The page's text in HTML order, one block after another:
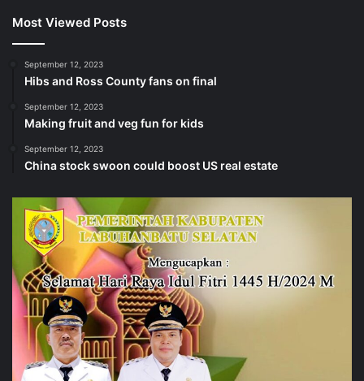
Most Viewed Posts
September 12, 2023
Hibs and Ross County fans on final
September 12, 2023
Making fruit and veg fun for kids
September 12, 2023
China stock swoon could boost US real estate